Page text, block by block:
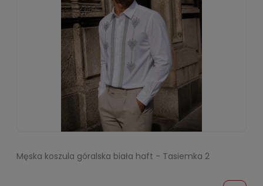
Męska koszula góralska biała haft - Tasiemka 2